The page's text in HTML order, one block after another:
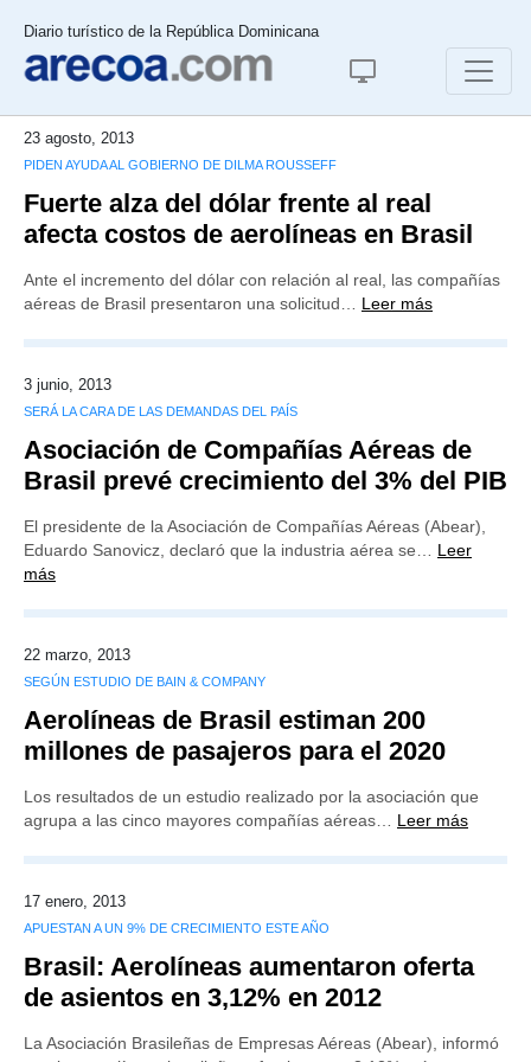
Diario turístico de la República Dominicana
23 agosto, 2013
PIDEN AYUDA AL GOBIERNO DE DILMA ROUSSEFF
Fuerte alza del dólar frente al real
afecta costos de aerolíneas en Brasil
Ante el incremento del dólar con relación al real, las compañías
aéreas de Brasil presentaron una solicitud… Leer más
3 junio, 2013
SERÁ LA CARA DE LAS DEMANDAS DEL PAÍS
Asociación de Compañías Aéreas de
Brasil prevé crecimiento del 3% del PIB
El presidente de la Asociación de Compañías Aéreas (Abear),
Eduardo Sanovicz, declaró que la industria aérea se… Leer
más
22 marzo, 2013
SEGÚN ESTUDIO DE BAIN & COMPANY
Aerolíneas de Brasil estiman 200
millones de pasajeros para el 2020
Los resultados de un estudio realizado por la asociación que
agrupa a las cinco mayores compañías aéreas… Leer más
17 enero, 2013
APUESTAN A UN 9% DE CRECIMIENTO ESTE AÑO
Brasil: Aerolíneas aumentaron oferta
de asientos en 3,12% en 2012
La Asociación Brasileñas de Empresas Aéreas (Abear), informó